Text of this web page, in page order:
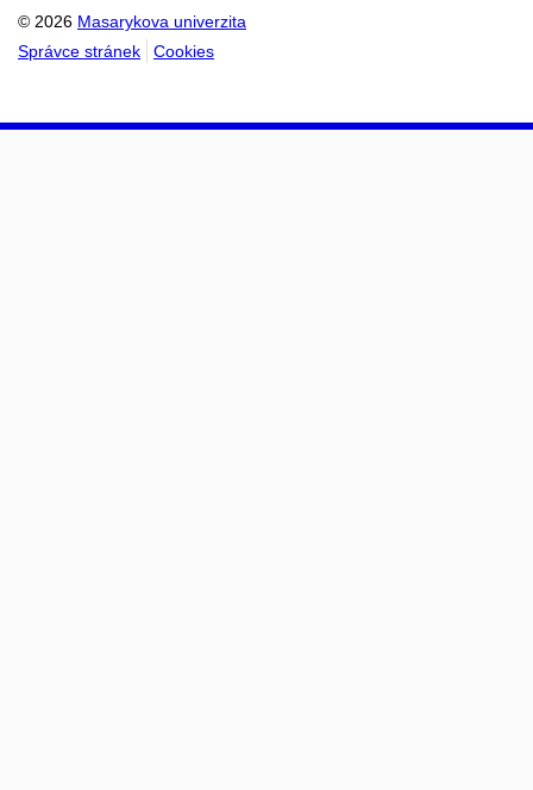
© 2026 Masarykova univerzita
Správce stránek
Cookies